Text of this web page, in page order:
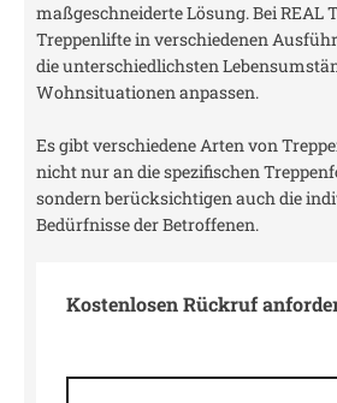
maßgeschneiderte Lösung. Bei REAL
Treppenlifte in verschiedenen
die unterschiedlichsten
Wohnsituationen anpassen.
Es gibt verschiedene Arten von
nicht nur an die spezifischen
sondern berücksichtigen auch die
Bedürfnisse der Betroffenen.
Kostenlosen Rückruf